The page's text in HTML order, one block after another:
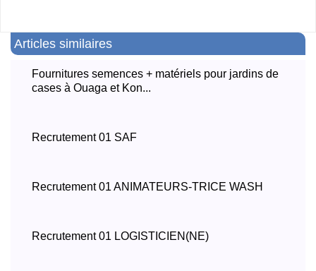
Articles similaires
Fournitures semences + matériels pour jardins de
cases à Ouaga et Kon...
Recrutement 01 SAF
Recrutement 01 ANIMATEURS-TRICE WASH
Recrutement 01 LOGISTICIEN(NE)